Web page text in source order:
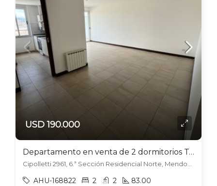
USD 190.000
Departamento en venta de 2 dormitorios Torres Karakorum – Sexta sección
Cipolletti 2961, 6.ª Sección Residencial Norte, Mendoza
AHU-168822 2 2 83.00